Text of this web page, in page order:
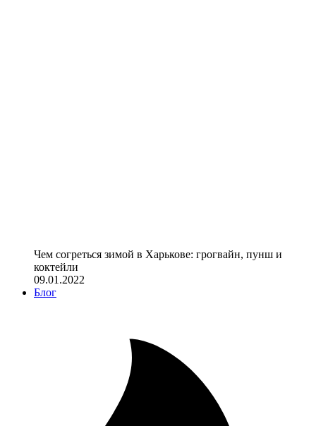
Чем согреться зимой в Харькове: грогвайн, пунш и
коктейли
09.01.2022
Блог